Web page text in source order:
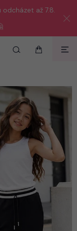
až 7.8.